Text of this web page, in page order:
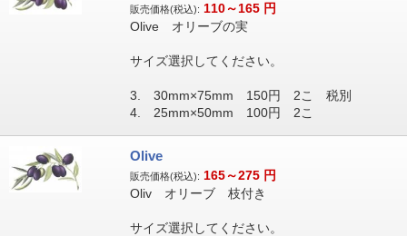
販売価格(税込): 110～165 円
Olive オリーブの実
サイズ選択してください。
3. 30mm×75mm 150円 2こ 税別
4. 25mm×50mm 100円 2こ
Olive
販売価格(税込): 165～275 円
Oliv オリーブ 枝付き
サイズ選択してください。